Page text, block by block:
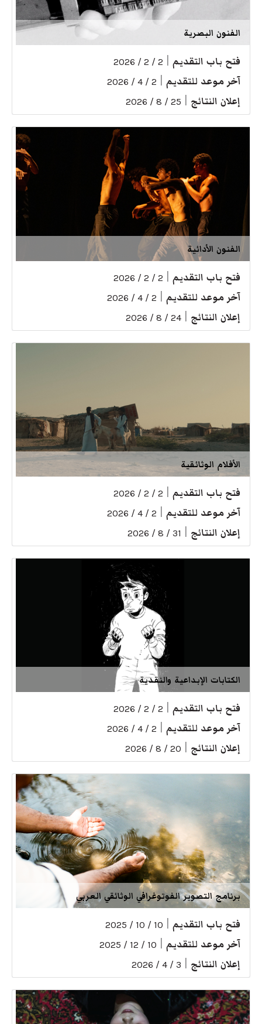
الفنون البصرية
فتح باب التقديم 2 / 2 / 2026
آخر موعد للتقديم 2 / 4 / 2026
إعلان النتائج 25 / 8 / 2026
الفنون الأدائية
فتح باب التقديم 2 / 2 / 2026
آخر موعد للتقديم 2 / 4 / 2026
إعلان النتائج 24 / 8 / 2026
الأفلام الوثائقية
فتح باب التقديم 2 / 2 / 2026
آخر موعد للتقديم 2 / 4 / 2026
إعلان النتائج 31 / 8 / 2026
الكتابات الإبداعية والنقدية
فتح باب التقديم 2 / 2 / 2026
آخر موعد للتقديم 2 / 4 / 2026
إعلان النتائج 20 / 8 / 2026
برنامج التصوير الفوتوغرافي الوثائقي العربي
فتح باب التقديم 10 / 10 / 2025
آخر موعد للتقديم 10 / 12 / 2025
إعلان النتائج 3 / 4 / 2026